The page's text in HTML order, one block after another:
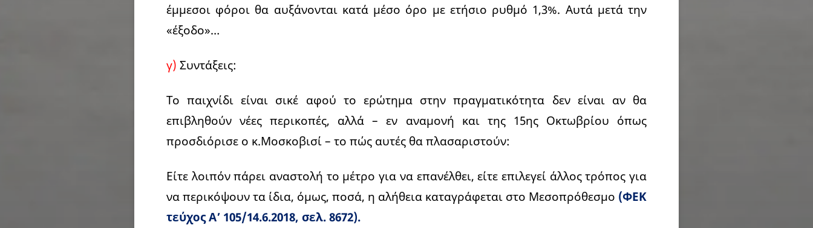
έμμεσοι φόροι θα αυξάνονται κατά μέσο όρο με ετήσιο ρυθμό 1,3%. Αυτά μετά την
«έξοδο»…
γ) Συντάξεις:
Το παιχνίδι είναι σικέ αφού το ερώτημα στην πραγματικότητα δεν είναι αν θα
επιβληθούν νέες περικοπές, αλλά – εν αναμονή και της 15ης Οκτωβρίου όπως
προσδιόρισε ο κ.Μοσκοβισί – το πώς αυτές θα πλασαριστούν:
Είτε λοιπόν πάρει αναστολή το μέτρο για να επανέλθει, είτε επιλεγεί άλλος τρόπος για
να περικόψουν τα ίδια, όμως, ποσά, η αλήθεια καταγράφεται στο Μεσοπρόθεσμο (ΦΕΚ
τεύχος Α’ 105/14.6.2018, σελ. 8672).